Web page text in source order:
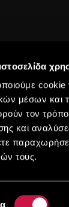
cookie
μέσων και
τον τρόπο
και
τους.